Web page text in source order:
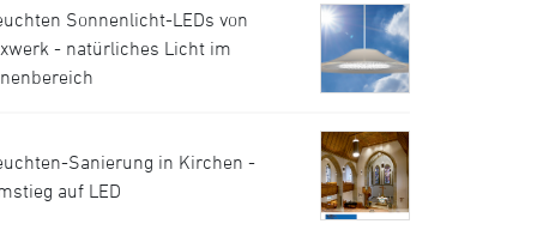
Sonnenlicht-LEDs von
- natürliches Licht im
Sanierung in Kirchen -
auf LED